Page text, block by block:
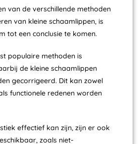
van de verschillende methoden
van kleine schaamlippen, is
tot een conclusie te komen.
populaire methoden is
de kleine schaamlippen
gecorrigeerd. Dit kan zowel
functionele redenen worden
effectief kan zijn, zijn er ook
zoals niet-